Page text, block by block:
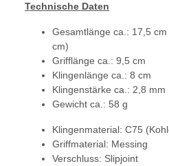
Technische Daten
Gesamtlänge ca.: 17,5
cm)
Grifflänge ca.: 9,5 cm
Klingenlänge ca.: 8 cm
Klingenstärke ca.: 2,8 mm
Gewicht ca.: 58 g
Klingenmaterial: C75
Griffmaterial: Messing
Verschluss: Slipjoint